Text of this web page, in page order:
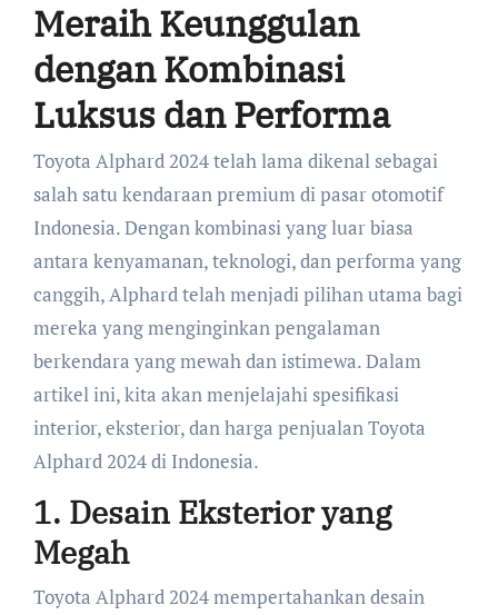
Meraih Keunggulan
dengan Kombinasi
Luksus dan Performa
Toyota Alphard 2024 telah lama dikenal sebagai
salah satu kendaraan premium di pasar otomotif
Indonesia. Dengan kombinasi yang luar biasa
antara kenyamanan, teknologi, dan performa yang
canggih, Alphard telah menjadi pilihan utama bagi
mereka yang menginginkan pengalaman
berkendara yang mewah dan istimewa. Dalam
artikel ini, kita akan menjelajahi spesifikasi
interior, eksterior, dan harga penjualan Toyota
Alphard 2024 di Indonesia.
1. Desain Eksterior yang
Megah
Toyota Alphard 2024 mempertahankan desain